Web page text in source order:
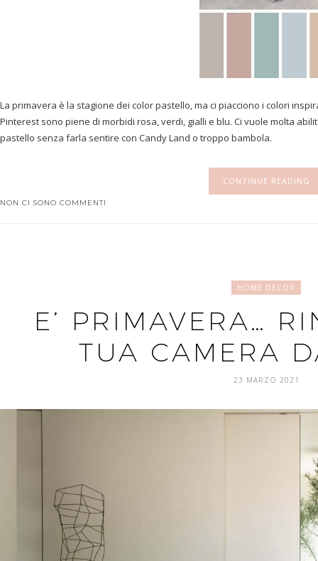
La primavera è la stagione dei color pastello, ma ci piacciono i colori
Pinterest sono piene di morbidi rosa, verdi, gialli e blu. Ci vuole molta
pastello senza farla sentire con Candy Land o troppo bambola.
CONTINUE READING
NON CI SONO COMMENTI
HOME DECOR
E’ PRIMAVERA…
TUA CAMERA
23 MARZO 2021